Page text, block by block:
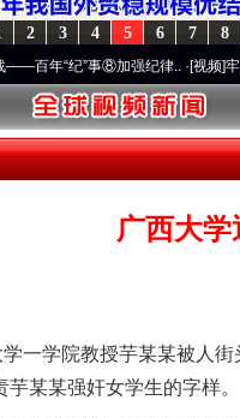
8
7
6
5
4
3
2
”事⑧加强纪律..·[视频]牢记初心使
广西大
学院教授芋某某被人街
某某强奸女学生的字样。